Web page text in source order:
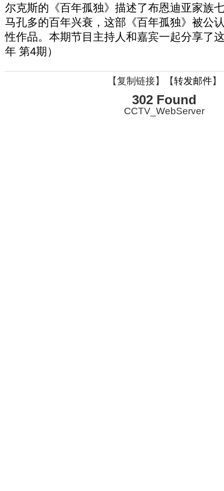
尔克斯的《百年孤独》描述了布恩迪亚家族
马孔多的百年兴衰，这部《百年孤独》被公
性作品。本期节目主持人和嘉宾一起分享了
年 第4期）
【复制链接】【转发邮件】
302 Found
CCTV_WebServer